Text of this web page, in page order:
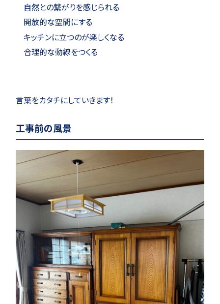
自然との繋がりを感じられる
開放的な空間にする
キッチンに立つのが楽しくなる
合理的な動線をつくる
言葉をカタチにしていきます！
工事前の風景